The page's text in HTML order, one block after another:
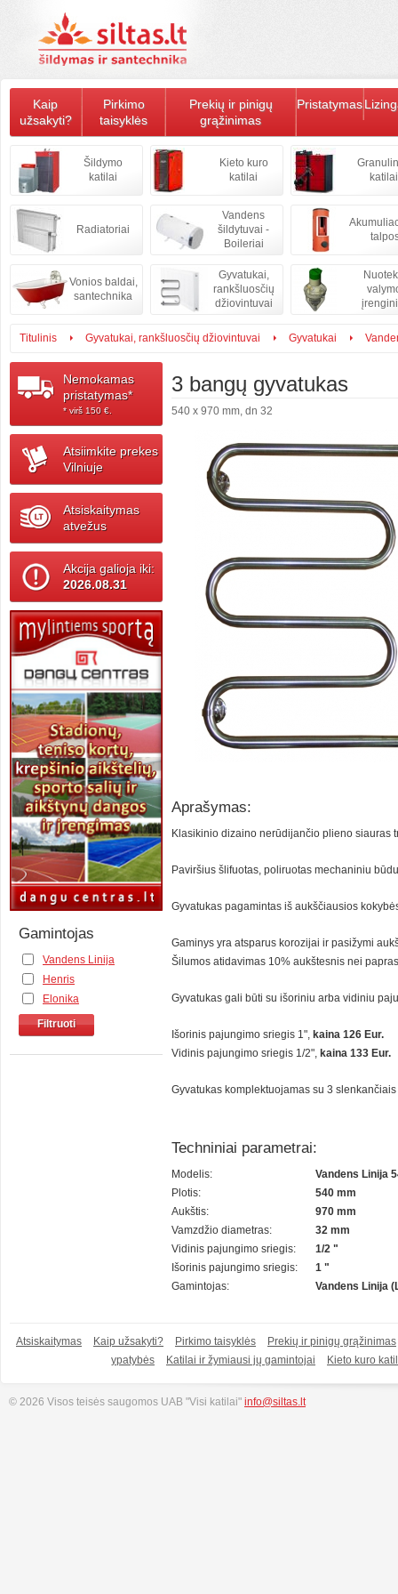
Kaip
užsakyti?
Pirkimo
taisyklės
Prekių ir pinigų
grąžinimas
Pristatymas
Šildymo
katilai
Kieto kuro
katilai
katilai
Radiatoriai
Vandens
šildytuvai -
Boileriai
Vonios baldai,
santechnika
Gyvatukai,
rankšluosčių
džiovintuvai
Titulinis Gyvatukai, rankšluosčių džiovintuvai Gyvatukai
Nemokamas
pristatymas*
* virš 150 ‎€.
Atsiimkite prekes
Vilniuje
Atsiskaitymas
atvežus
Akcija galioja iki:
2026.08.31
Gamintojas
Vandens Linija
Henris
Elonika
Filtruoti
3 bangų gyvatukas
540 x 970 mm, dn 32
Aprašymas:
Klasikinio dizaino nerūdijančio plieno siauras
Paviršius šlifuotas, poliruotas mechaniniu
Gyvatukas pagamintas iš aukščiausios
Gaminys yra atsparus korozijai ir pasižymi
Šilumos atidavimas 10% aukštesnis nei
Gyvatukas gali būti su išoriniu arba vidiniu
Išorinis pajungimo sriegis 1", kaina 126 Eur.
Vidinis pajungimo sriegis 1/2", kaina 133 Eur.
Gyvatukas komplektuojamas su 3
Techniniai parametrai:
Modelis:
Vandens Linija
Plotis:
540 mm
Aukštis:
970 mm
Vamzdžio diametras:
32 mm
Vidinis pajungimo sriegis:
1/2 "
Išorinis pajungimo sriegis:
1 "
Gamintojas:
Vandens Linija
Atsiskaitymas Kaip užsakyti? Pirkimo taisyklės
Prekių ir pinigų grąžinimas
ypatybės
Katilai ir žymiausi jų gamintojai Kieto kuro
© 2026 Visos teisės saugomos UAB "Visi katilai" info@siltas.lt